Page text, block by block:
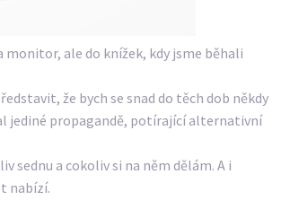
monitor, ale do knížek, kdy jsme běhali
že bych se snad do těch dob někdy
jediné propagandě, potírající alternativní
sednu a cokoliv si na něm dělám. A i
nabízí.